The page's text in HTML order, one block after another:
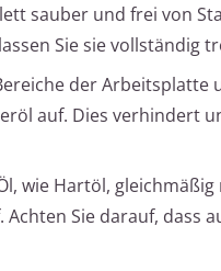
sauber und frei von
Sie sie vollständig
der Arbeitsplatte
auf. Dies verhindert
wie Hartöl,
Sie darauf, dass